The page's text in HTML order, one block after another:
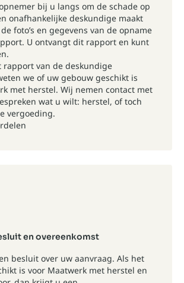
bij u langs om de schade op
onafhankelijke deskundige maakt
foto’s en gegevens van de opname
U ontvangt dit rapport en kunt
rapport van de deskundige
we of uw gebouw geschikt is
met herstel. Wij nemen contact met
wat u wilt: herstel, of toch
vergoeding.
en overeenkomst
besluit over uw aanvraag. Als het
is voor Maatwerk met herstel en